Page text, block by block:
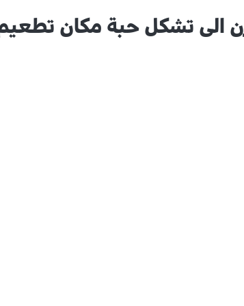
الى تشكل حبة مكان تطعيم